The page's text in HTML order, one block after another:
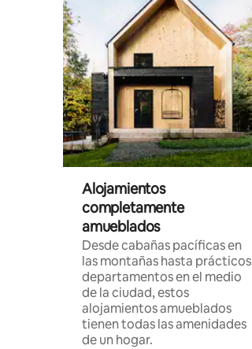
Alojamientos
completamente
amueblados
Desde cabañas pacíficas en
las montañas hasta prácticos
departamentos en el medio
de la ciudad, estos
alojamientos amueblados
tienen todas las amenidades
de un hogar.